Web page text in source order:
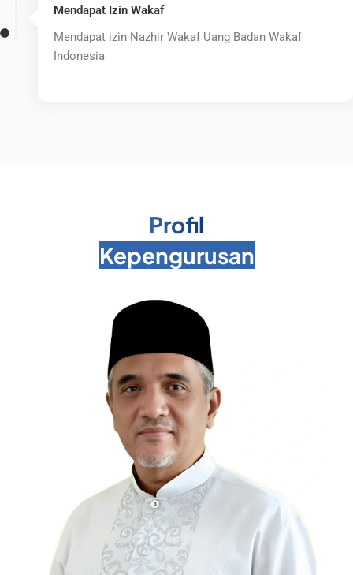
Mendapat Izin Wakaf
Mendapat izin Nazhir Wakaf Uang Badan Wakaf
Indonesia
Profil
Kepengurusan